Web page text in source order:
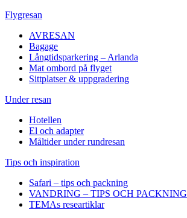
Flygresan
AVRESAN
Bagage
Långtidsparkering – Arlanda
Mat ombord på flyget
Sittplatser & uppgradering
Under resan
Hotellen
El och adapter
Måltider under rundresan
Tips och inspiration
Safari – tips och packning
VANDRING – TIPS OCH PACKNING
TEMAs researtiklar